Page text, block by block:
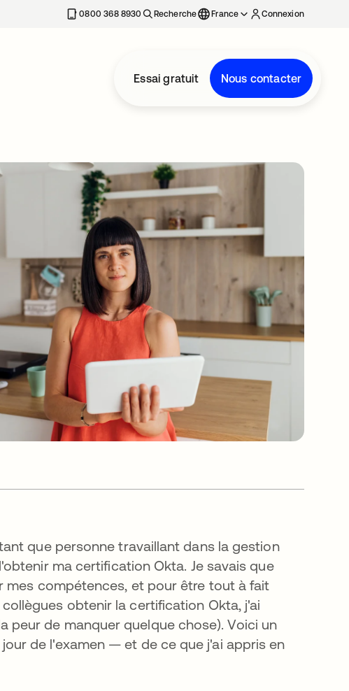
0800 368 8930 Recherche France Connexion
Essai gratuit Nous contacter
que personne travaillant dans la gestion
ma certification Okta. Je savais que
compétences, et pour être tout à fait
obtenir la certification Okta, j'ai
peur de manquer quelque chose). Voici un
de l'examen — et de ce que j'ai appris en